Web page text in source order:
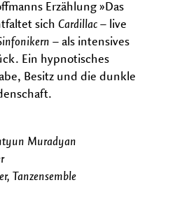
Erzählung »Das
sich Cardillac – live
– als intensives
Ein hypnotisches
Besitz und die dunkle
Muradyan
Tanzensemble